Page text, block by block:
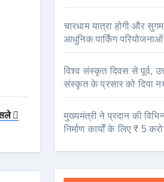
चारधाम यात्रा होगी और
आधुनिक पार्किंग परियोजनाओं
विश्व संस्कृत दिवस से पूर्व,
संस्कृत के प्रसार को दिया
मुख्यमंत्री ने प्रदान की
निर्माण कार्यों के लिए ₹ 5